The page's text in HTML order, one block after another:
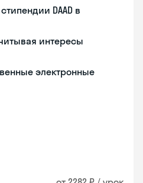
DAAD в
интересы
электронные